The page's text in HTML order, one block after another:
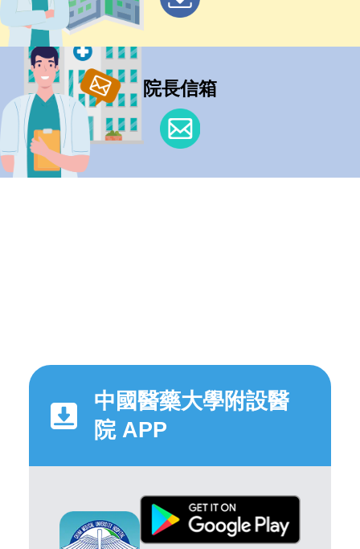
院長信箱
中國醫藥大學附設醫
院 APP